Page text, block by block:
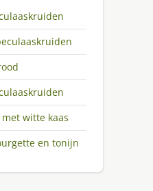
witte kaas
en tonijn